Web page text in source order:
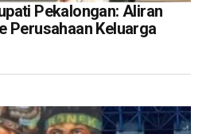
Pekalongan: Aliran
Perusahaan Keluarga